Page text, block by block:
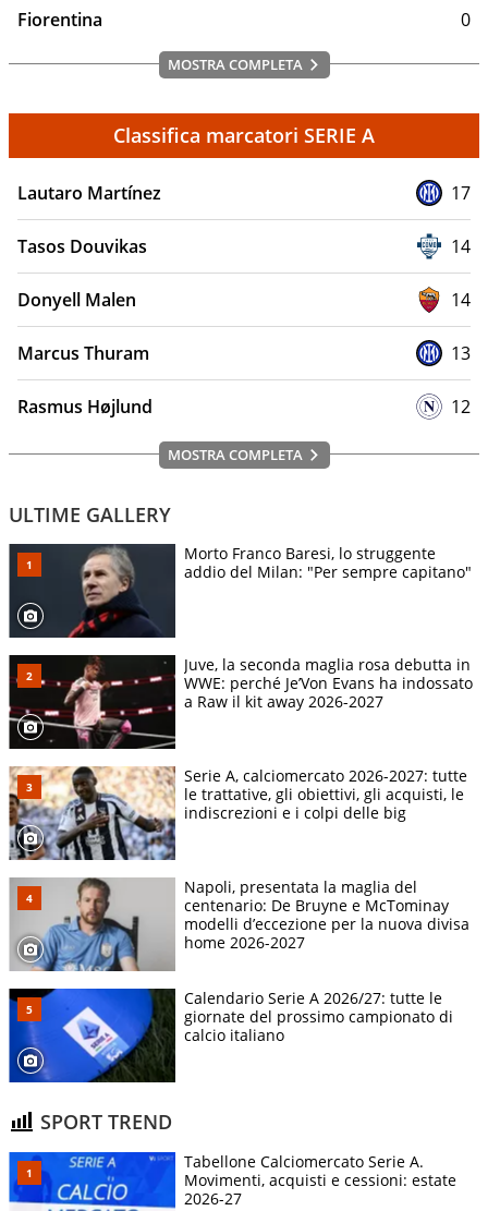
Fiorentina 0
MOSTRA COMPLETA
Classifica marcatori SERIE A
Lautaro Martínez 17
Tasos Douvikas 14
Donyell Malen 14
Marcus Thuram 13
Rasmus Højlund 12
MOSTRA COMPLETA
ULTIME GALLERY
Morto Franco Baresi, lo struggente
addio del Milan: "Per sempre capitano"
Juve, la seconda maglia rosa debutta in
WWE: perché Je’Von Evans ha indossato
a Raw il kit away 2026-2027
Serie A, calciomercato 2026-2027: tutte
le trattative, gli obiettivi, gli acquisti, le
indiscrezioni e i colpi delle big
Napoli, presentata la maglia del
centenario: De Bruyne e McTominay
modelli d’eccezione per la nuova divisa
home 2026-2027
Calendario Serie A 2026/27: tutte le
giornate del prossimo campionato di
calcio italiano
SPORT TREND
Tabellone Calciomercato Serie A.
Movimenti, acquisti e cessioni: estate
2026-27